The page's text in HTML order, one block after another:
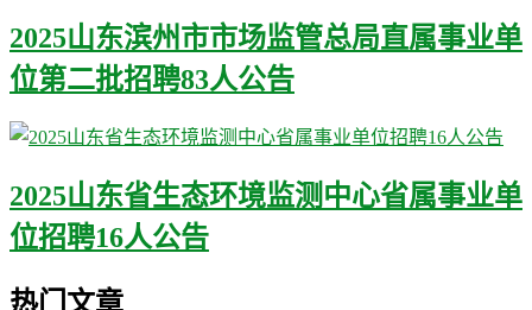
2025山东滨州市市场监管总局直属事业单
位第二批招聘83人公告
2025山东省生态环境监测中心省属事业单
位招聘16人公告
热门文章